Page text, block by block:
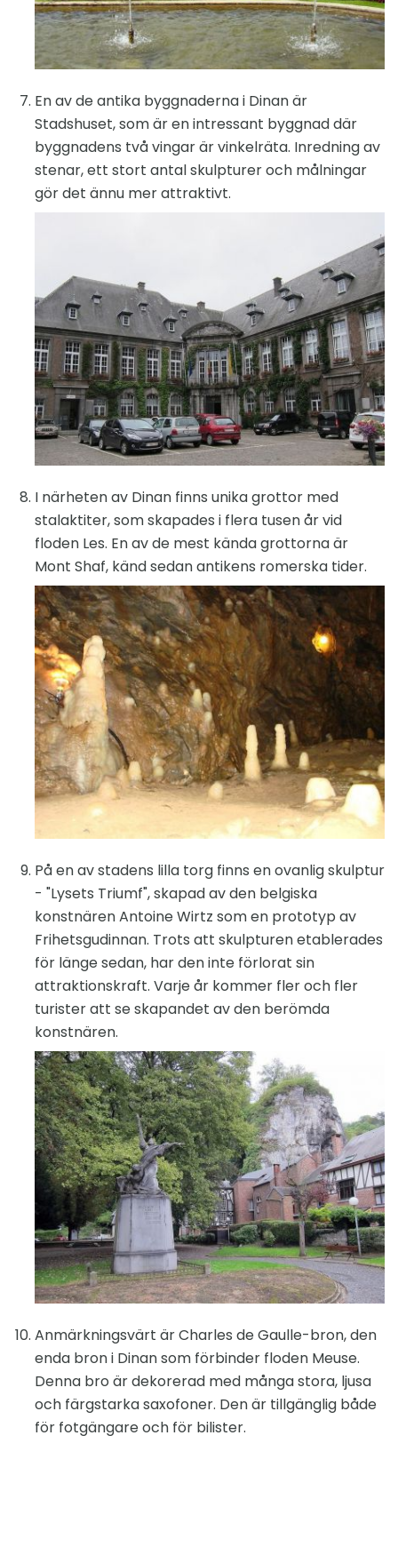
En av de antika byggnaderna i Dinan är
Stadshuset, som är en intressant byggnad där
byggnadens två vingar är vinkelräta. Inredning av
stenar, ett stort antal skulpturer och målningar
gör det ännu mer attraktivt.
I närheten av Dinan finns unika grottor med
stalaktiter, som skapades i flera tusen år vid
floden Les. En av de mest kända grottorna är
Mont Shaf, känd sedan antikens romerska tider.
På en av stadens lilla torg finns en ovanlig skulptur
- "Lysets Triumf", skapad av den belgiska
konstnären Antoine Wirtz som en prototyp av
Frihetsgudinnan. Trots att skulpturen etablerades
för länge sedan, har den inte förlorat sin
attraktionskraft. Varje år kommer fler och fler
turister att se skapandet av den berömda
konstnären.
Anmärkningsvärt är Charles de Gaulle-bron, den
enda bron i Dinan som förbinder floden Meuse.
Denna bro är dekorerad med många stora, ljusa
och färgstarka saxofoner. Den är tillgänglig både
för fotgängare och för bilister.